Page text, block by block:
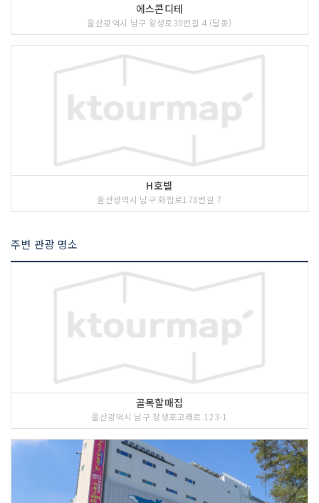
에스콘디테
울산광역시 남구 왕생로30번길 4 (달동)
H호텔
울산광역시 남구 화합로178번길 7
주변 관광 명소
골목할매집
울산광역시 남구 장생포고래로 123-1